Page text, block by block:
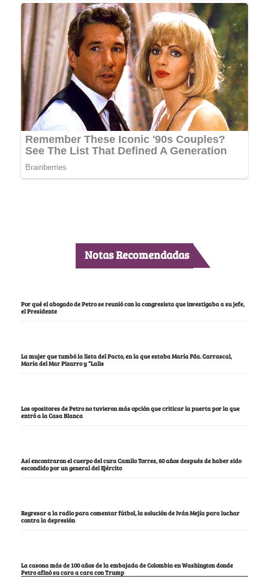
Notas Recomendadas
Por qué el abogado de Petro se reunió con la congresista que investigaba a su jefe,
el Presidente
La mujer que tumbó la lista del Pacto, en la que estaba María Fda. Carrascal,
María del Mar Pizarro y “Lalis
Los opositores de Petro no tuvieron más opción que criticar la puerta por la que
entró a la Casa Blanca
Así encontraron el cuerpo del cura Camilo Torres, 60 años después de haber sido
escondido por un general del Ejército
Regresar a la radio para comentar fútbol, la solución de Iván Mejía para luchar
contra la depresión
La casona más de 100 años de la embajada de Colombia en Washington donde
Petro afinó su cara a cara con Trump